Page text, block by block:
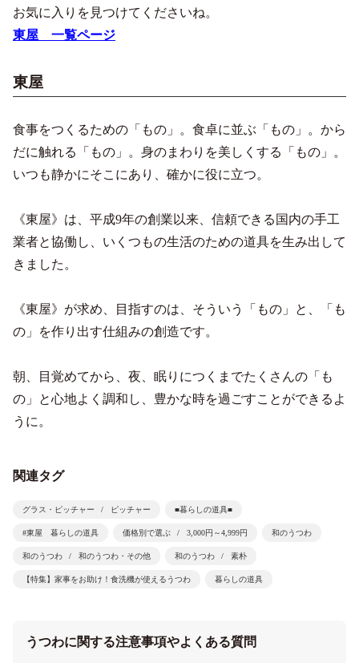
お気に入りを見つけてくださいね。
東屋 一覧ページ
東屋
食事をつくるための「もの」。食卓に並ぶ「もの」。から
だに触れる「もの」。身のまわりを美しくする「もの」。
いつも静かにそこにあり、確かに役に立つ。
《東屋》は、平成9年の創業以来、信頼できる国内の手工
業者と協働し、いくつもの生活のための道具を生み出して
きました。
《東屋》が求め、目指すのは、そういう「もの」と、「も
の」を作り出す仕組みの創造です。
朝、目覚めてから、夜、眠りにつくまでたくさんの「も
の」と心地よく調和し、豊かな時を過ごすことができるよ
うに。
関連タグ
グラス・ピッチャー ピッチャー ■暮らしの道具■
#東屋 暮らしの道具 価格別で選ぶ 3,000円～4,999円 和のうつわ
和のうつわ 和のうつわ・その他 和のうつわ 素朴
【特集】家事をお助け！食洗機が使えるうつわ 暮らしの道具
うつわに関する注意事項やよくある質問